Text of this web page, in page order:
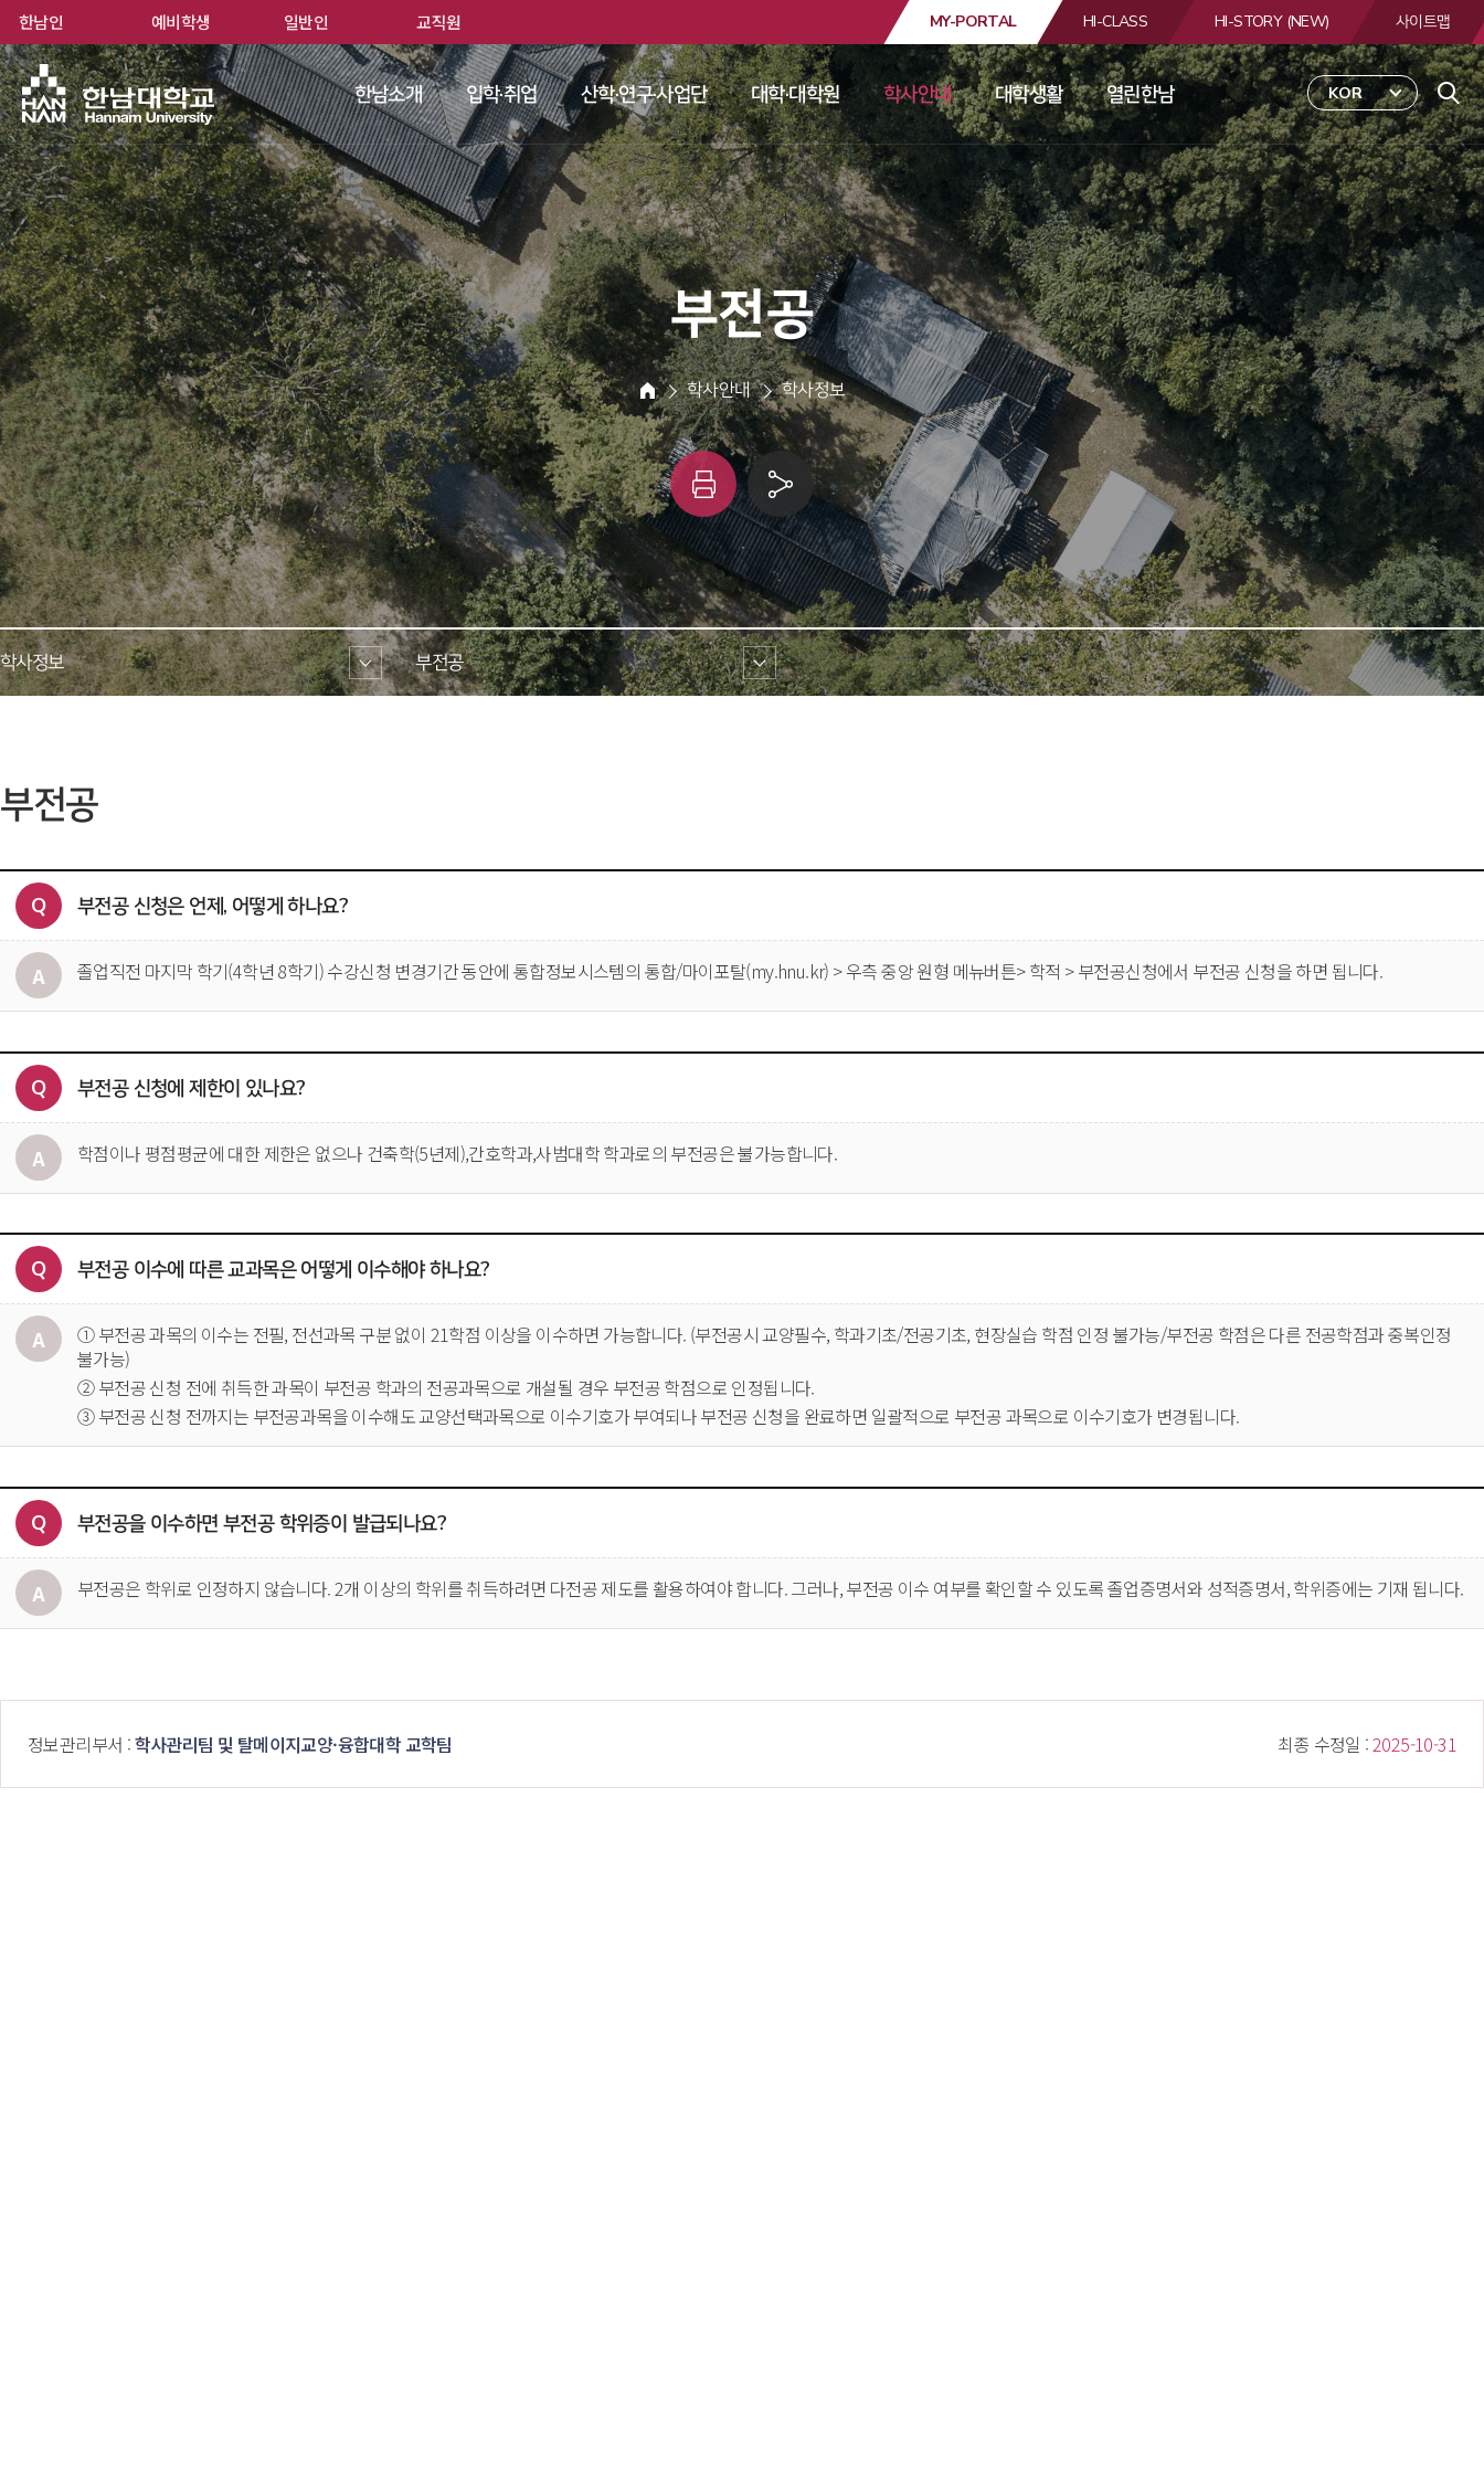
합
검
색
한남대학교
MY-PORTAL HI-CLASS HI-STORY (NEW) 사이트맵
KOR
한남소개 입학·취업 산학·연구·사업단 대학·대학원 학사안내 대학생활 열린한남
부전공
HOME
학사안내 학사정보
쇄
링
크
공유
학사정보 부전공
부전공
부전공 신청은 언제, 어떻게 하나요?
졸업직전 마지막 학기(4학년 8학기) 수강신청 변경기간 동안에 통합정보시스템의 통합/마이포탈(my.hnu.kr) > 우측 중앙 원형 메뉴버튼> 학적 > 부전공신청에서 부전공 신청을 하면 됩니다.
부전공 신청에 제한이 있나요?
학점이나 평점평균에 대한 제한은 없으나 건축학(5년제),간호학과,사범대학 학과로의 부전공은 불가능합니다.
부전공 이수에 따른 교과목은 어떻게 이수해야 하나요?
① 부전공 과목의 이수는 전필, 전선과목 구분 없이 21학점 이상을 이수하면 가능합니다. (부전공시 교양필수, 학과기초/전공기초, 현장실습 학점 인정 불가능/부전공 학점은 다른 전공학점과 중복인정
불가능)
② 부전공 신청 전에 취득한 과목이 부전공 학과의 전공과목으로 개설될 경우 부전공 학점으로 인정됩니다.
③ 부전공 신청 전까지는 부전공과목을 이수해도 교양선택과목으로 이수기호가 부여되나 부전공 신청을 완료하면 일괄적으로 부전공 과목으로 이수기호가 변경됩니다.
부전공을 이수하면 부전공 학위증이 발급되나요?
부전공은 학위로 인정하지 않습니다. 2개 이상의 학위를 취득하려면 다전공 제도를 활용하여야 합니다. 그러나, 부전공 이수 여부를 확인할 수 있도록 졸업증명서와 성적증명서, 학위증에는 기재 됩니다.
정보관리부서 : 학사관리팀 및 탈메이지교양·융합대학 교학팀 최종 수정일 : 2025-10-31
한남인 예비학생 일반인 교직원